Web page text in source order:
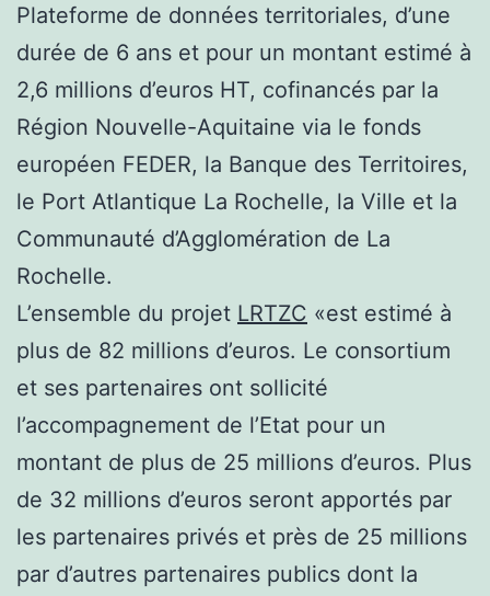
Plateforme de données territoriales, d’une
durée de 6 ans et pour un montant estimé à
2,6 millions d’euros HT, cofinancés par la
Région Nouvelle-Aquitaine via le fonds
européen FEDER, la Banque des Territoires,
le Port Atlantique La Rochelle, la Ville et la
Communauté d’Agglomération de La
Rochelle.
L’ensemble du projet LRTZC «est estimé à
plus de 82 millions d’euros. Le consortium
et ses partenaires ont sollicité
l’accompagnement de l’Etat pour un
montant de plus de 25 millions d’euros. Plus
de 32 millions d’euros seront apportés par
les partenaires privés et près de 25 millions
par d’autres partenaires publics dont la